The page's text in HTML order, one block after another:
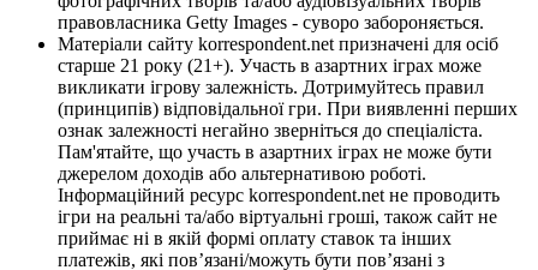
правовласника Getty Images - суворо забороняється.
Матеріали сайту korrespondent.net призначені для осіб
старше 21 року (21+). Участь в азартних іграх може
викликати ігрову залежність. Дотримуйтесь правил
(принципів) відповідальної гри. При виявленні перших
ознак залежності негайно зверніться до спеціаліста.
Пам'ятайте, що участь в азартних іграх не може бути
джерелом доходів або альтернативою роботі.
Інформаційний ресурс korrespondent.net не проводить
ігри на реальні та/або віртуальні гроші, також сайт не
приймає ні в якій формі оплату ставок та інших
платежів, які пов’язані/можуть бути пов’язані з